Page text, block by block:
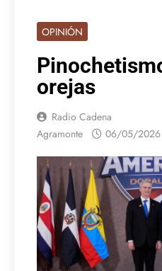
OPINIÓN
orejas
Radio Cadena
Agramonte
06/05/2026